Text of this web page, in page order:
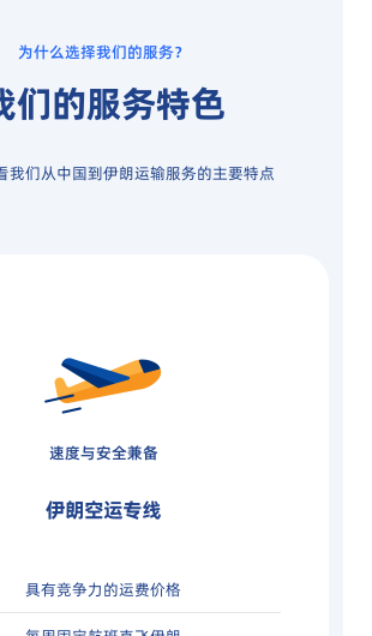
为什么选择我们的服务？
们的服务特色
我们从中国到伊朗运输服务的主要特点
速度与安全兼备
伊朗空运专线
具有竞争力的运费价格